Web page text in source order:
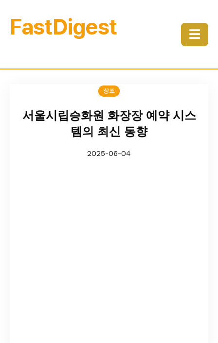
FastDigest ☰
상조
서울시립승화원 화장장 예약 시스
템의 최신 동향
2025-06-04